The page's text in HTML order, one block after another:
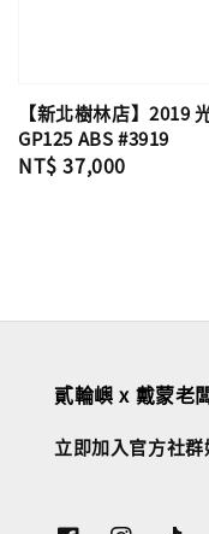
【新北樹林店】2019
GP125 ABS #3919
Regular
NT$ 37,000
貳輪嶼 x 戴蒙老
立即加入官方社群